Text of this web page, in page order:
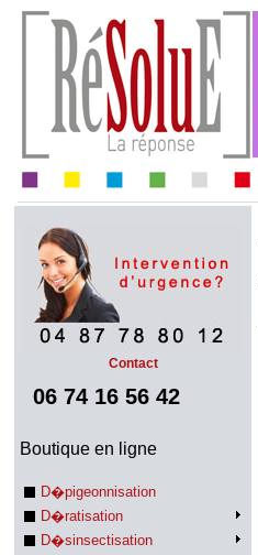
Contact
06 74 16 56 42
Boutique en ligne
D�pigeonnisation
D�ratisation
D�sinsectisation